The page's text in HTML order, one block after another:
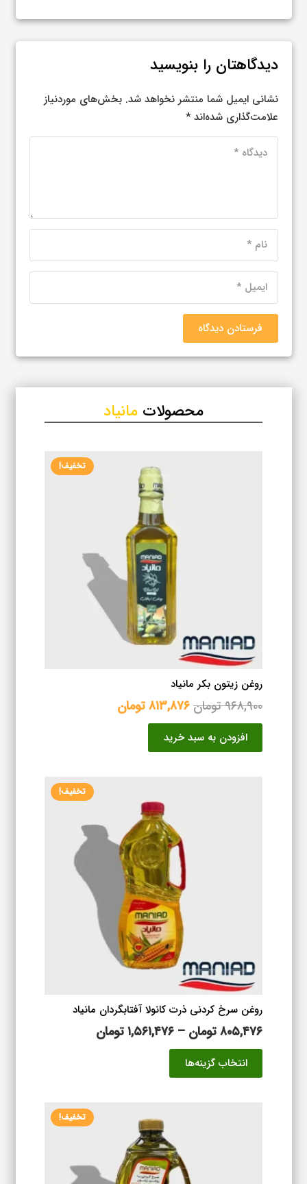
دیدگاهتان را بنویسید
نشانی ایمیل شما منتشر نخواهد شد. بخش‌های موردنیاز
علامت‌گذاری شده‌اند*
فرستادن دیدگاه
محصولات مانیاد
تخفیف!
روغن زیتون بکر مانیاد
۹۶۸,۹۰۰تومانقیمت
اصلی
بود.
۸۱۳,۸۷۶تومان
افزودن به سبد خرید
تخفیف!
روغن سرخ کردنی ذرت کانولا آفتابگردان مانیاد
۸۰۵,۴۷۶تومان – ۱,۵۶۱,۴۷۶تومان
انتخاب گزینه‌ها
مختلفی
می
باشد.
گزینه
تخفیف!